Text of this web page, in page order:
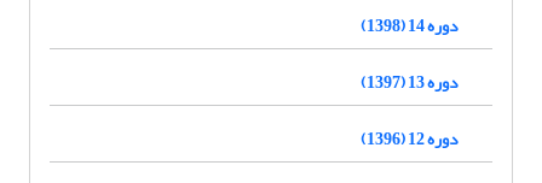
دوره 14 (1398)
دوره 13 (1397)
دوره 12 (1396)